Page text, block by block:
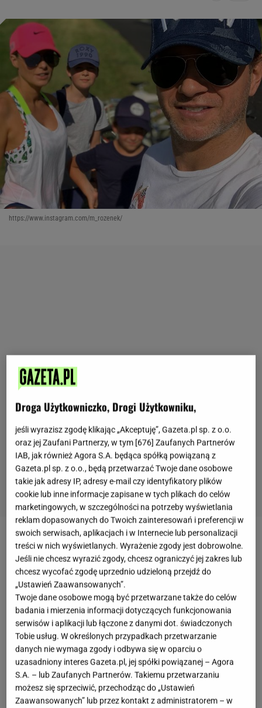
https://www.instagram.com/m_rozenek/
Zobacz wideo
Małgorzata Rozenek-Majdan już od kilku dobrych lat
jest zwolenniczką zdrowego stylu życia. Perfekcyjna
Pani domu zwraca uwagę nie tylko na dietę, ale
również regularnie uprawia sport. Małgosia każdy
dzień rozpoczyna od szklanki wody z cytryną, w
ciągu dnia stara się wypijać przynajmniej 2 litry
wody, a kawę pije tylko z mlekiem roślinnym. Oprócz
tego wykluczyła z jadłospisu mięso, a ostatni posiłek
Droga Użytkowniczko, Drogi Użytkowniku,
jeśli wyrazisz zgodę klikając „Akceptuję”, Gazeta.pl sp. z o.o.
oraz jej Zaufani Partnerzy, w tym [676] Zaufanych Partnerów
IAB, jak również Agora S.A. będąca spółką powiązaną z
Gazeta.pl sp. z o.o., będą przetwarzać Twoje dane osobowe
takie jak adresy IP, adresy e-mail czy identyfikatory plików
cookie lub inne informacje zapisane w tych plikach do celów
marketingowych, w szczególności na potrzeby wyświetlania
reklam dopasowanych do Twoich zainteresowań i preferencji w
swoich serwisach, aplikacjach i w Internecie lub personalizacji
treści w nich wyświetlanych. Wyrażenie zgody jest dobrowolne.
Jeśli nie chcesz wyrazić zgody, chcesz ograniczyć jej zakres lub
chcesz wycofać zgodę uprzednio udzieloną przejdź do
„Ustawień Zaawansowanych”.
Twoje dane osobowe mogą być przetwarzane także do celów
badania i mierzenia informacji dotyczących funkcjonowania
serwisów i aplikacji lub łączone z danymi dot. świadczonych
Tobie usług. W określonych przypadkach przetwarzanie
danych nie wymaga zgody i odbywa się w oparciu o
uzasadniony interes Gazeta.pl, jej spółki powiązanej – Agora
S.A. – lub Zaufanych Partnerów. Takiemu przetwarzaniu
możesz się sprzeciwić, przechodząc do „Ustawień
Zaawansowanych” lub przez kontakt z administratorem – w